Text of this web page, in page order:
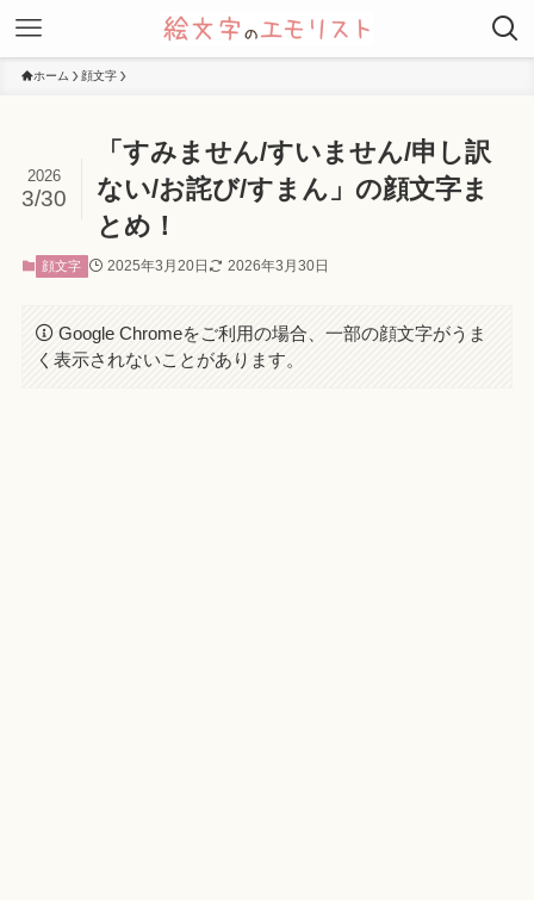
ホーム 顔文字
「すみません/すいません/申し訳
ない/お詫び/すまん」の顔文字ま
とめ！
2026
3/30
顔文字 2025年3月20日 2026年3月30日
Google Chromeをご利用の場合、一部の顔文字がうま
く表示されないことがあります。